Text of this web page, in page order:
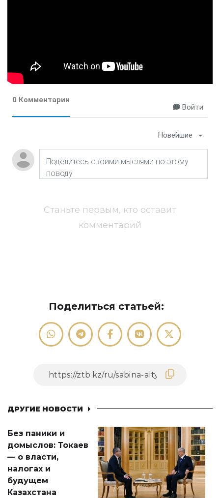
0 Комментарии
Войти
Новейшие
Станьте первым, кто оставит
комментарий
Поделиться статьей:
ДРУГИЕ НОВОСТИ
Без паники и
домыслов: Токаев
— о власти,
налогах и
будущем
Казахстана